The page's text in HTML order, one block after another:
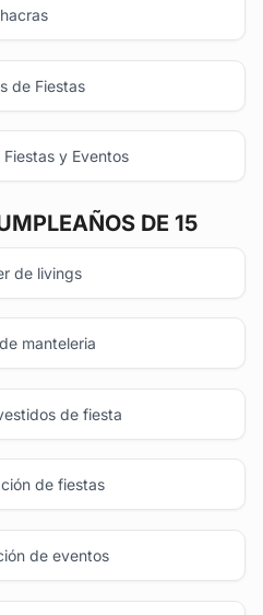
de Fiestas
y Eventos
DE 15
de livings
manteleria
de fiesta
de fiestas
de eventos